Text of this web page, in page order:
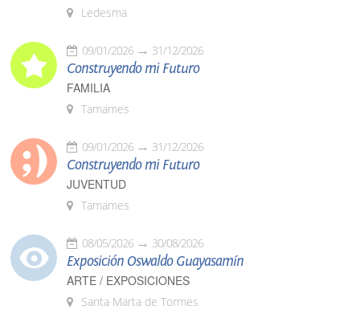
Ledesma
09/01/2026 31/12/2026
Construyendo mi Futuro
FAMILIA
Tamames
09/01/2026 31/12/2026
Construyendo mi Futuro
JUVENTUD
Tamames
08/05/2026 30/08/2026
Exposición Oswaldo Guayasamín
ARTE / EXPOSICIONES
Santa Marta de Tormes